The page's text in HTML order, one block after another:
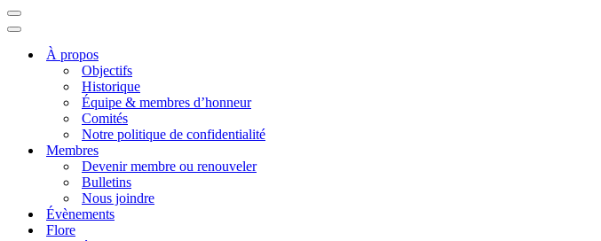
Menu
de
navigation
Menu
navigationÀ propos
Objectifs
Historique
Équipe & membres d’honneur
Comités
Notre politique de confidentialité
Membres
Devenir membre ou renouveler
Bulletins
Nous joindre
Évènements
Flore